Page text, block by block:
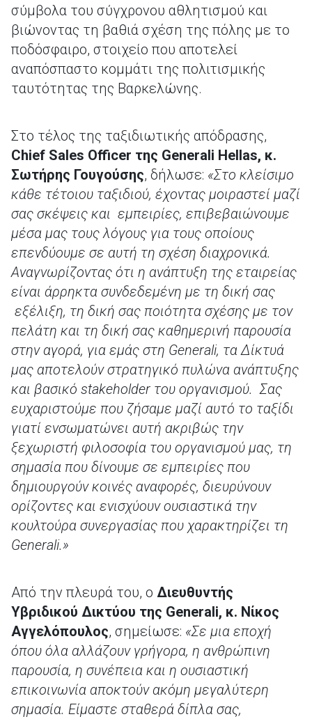
σύμβολα του σύγχρονου αθλητισμού και
βιώνοντας τη βαθιά σχέση της πόλης με το
ποδόσφαιρο, στοιχείο που αποτελεί
αναπόσπαστο κομμάτι της πολιτισμικής
ταυτότητας της Βαρκελώνης.
Στο τέλος της ταξιδιωτικής απόδρασης,
Chief Sales Officer της Generali Hellas, κ.
Σωτήρης Γουγούσης, δήλωσε: «Στο κλείσιμο
κάθε τέτοιου ταξιδιού, έχοντας μοιραστεί μαζί
σας σκέψεις και εμπειρίες, επιβεβαιώνουμε
μέσα μας τους λόγους για τους οποίους
επενδύουμε σε αυτή τη σχέση διαχρονικά.
Αναγνωρίζοντας ότι η ανάπτυξη της εταιρείας
είναι άρρηκτα συνδεδεμένη με τη δική σας
εξέλιξη, τη δική σας ποιότητα σχέσης με τον
πελάτη και τη δική σας καθημερινή παρουσία
στην αγορά, για εμάς στη Generali, τα Δίκτυά
μας αποτελούν στρατηγικό πυλώνα ανάπτυξης
και βασικό stakeholder του οργανισμού. Σας
ευχαριστούμε που ζήσαμε μαζί αυτό το ταξίδι
γιατί ενσωματώνει αυτή ακριβώς την
ξεχωριστή φιλοσοφία του οργανισμού μας, τη
σημασία που δίνουμε σε εμπειρίες που
δημιουργούν κοινές αναφορές, διευρύνουν
ορίζοντες και ενισχύουν ουσιαστικά την
κουλτούρα συνεργασίας που χαρακτηρίζει τη
Generali.»
Από την πλευρά του, ο Διευθυντής
Υβριδικού Δικτύου της Generali, κ. Νίκος
Αγγελόπουλος, σημείωσε: «Σε μια εποχή
όπου όλα αλλάζουν γρήγορα, η ανθρώπινη
παρουσία, η συνέπεια και η ουσιαστική
επικοινωνία αποκτούν ακόμη μεγαλύτερη
σημασία. Είμαστε σταθερά δίπλα σας,